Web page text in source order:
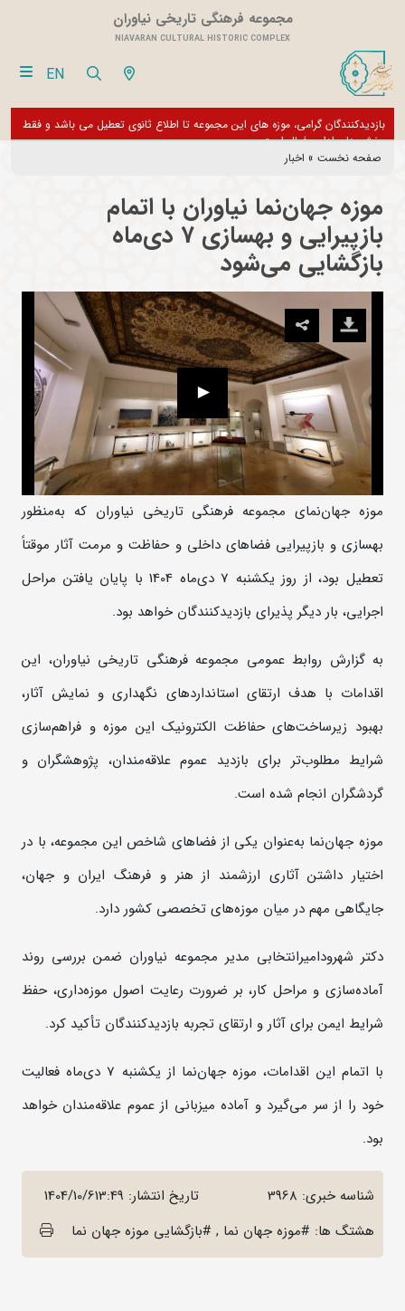
مجموعه فرهنگی تاریخی نیاوران
NIAVARAN CULTURAL HISTORIC COMPLEX
EN
بازدیدکنندگان گرامی، موزه های این مجموعه تا اطلاع ثانوی تعطیل می باشد و فقط
بخش های اداری فعال است
صفحه نخست » اخبار
موزه جهان‌نما نیاوران با اتمام
بازپیرایی و بهسازی 7 دی‌ماه
بازگشایی می‌شود
موزه جهان‌نمای مجموعه فرهنگی تاریخی نیاوران که به‌منظور
بهسازی و بازپیرایی فضا‌های داخلی و حفاظت و مرمت آثار موقتاً
تعطیل بود، از روز یکشنبه 7 دی‌ماه 1404 با پایان یافتن مراحل
اجرایی، بار دیگر پذیرای بازدیدکنندگان خواهد بود.
به گزارش روابط عمومی مجموعه فرهنگی تاریخی نیاوران، این
اقدامات با هدف ارتقای استاندارد‌های نگهداری و نمایش آثار،
بهبود زیرساخت‌های حفاظت الکترونیک این موزه و فراهم‌سازی
شرایط مطلوب‌تر برای بازدید عموم علاقه‌مندان، پژوهشگران و
گردشگران انجام شده است.
موزه جهان‌نما به‌عنوان یکی از فضا‌های شاخص این مجموعه، با در
اختیار داشتن آثاری ارزشمند از هنر و فرهنگ ایران و جهان،
جایگاهی مهم در میان موزه‌های تخصصی کشور دارد.
دکتر شهرود‌امیرانتخابی مدیر مجموعه نیاوران ضمن بررسی روند
آماده‌سازی و مراحل کار، بر ضرورت رعایت اصول موزه‌داری، حفظ
شرایط ایمن برای آثار و ارتقای تجربه بازدیدکنندگان تأکید کرد.
با اتمام این اقدامات، موزه جهان‌نما از یکشنبه 7 دی‌ماه فعالیت
خود را از سر می‌گیرد و آماده میزبانی از عموم علاقه‌مندان خواهد
بود.
شناسه خبری: 3968 تاریخ انتشار: 1404/10/613:49
هشتگ ها: #موزه جهان نما , #بازگشایی موزه جهان نما